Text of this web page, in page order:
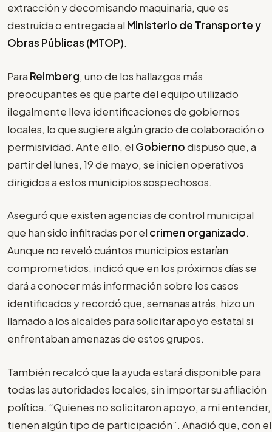
extracción y decomisando maquinaria, que es
destruida o entregada al Ministerio de Transporte y
Obras Públicas (MTOP).
Para Reimberg, uno de los hallazgos más
preocupantes es que parte del equipo utilizado
ilegalmente lleva identificaciones de gobiernos
locales, lo que sugiere algún grado de colaboración o
permisividad. Ante ello, el Gobiernodispuso que, a
partir del lunes, 19 de mayo, se inicien operativos
dirigidos a estos municipios sospechosos.
Aseguró que existen agencias de control municipal
que han sido infiltradas por el crimen organizado.
Aunque no reveló cuántos municipios estarían
comprometidos, indicó que en los próximos días se
dará a conocer más información sobre los casos
identificados y recordó que, semanas atrás, hizo un
llamado a los alcaldes para solicitar apoyo estatal si
enfrentaban amenazas de estos grupos.
También recalcó que la ayuda estará disponible para
todas las autoridades locales, sin importar su afiliación
política. “Quienes no solicitaron apoyo, a mi entender,
tienen algún tipo de participación”. Añadió que, con el